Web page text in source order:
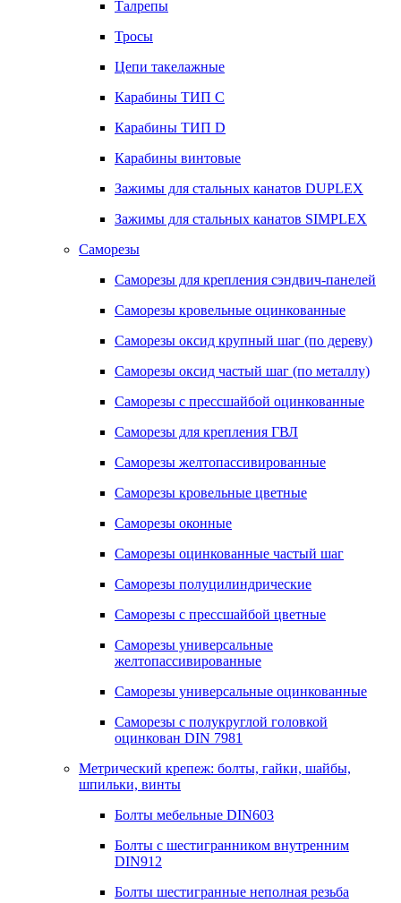
Талрепы
Тросы
Цепи такелажные
Карабины ТИП C
Карабины ТИП D
Карабины винтовые
Зажимы для стальных канатов DUPLEX
Зажимы для стальных канатов SIMPLEX
Саморезы
Саморезы для крепления сэндвич-панелей
Саморезы кровельные оцинкованные
Саморезы оксид крупный шаг (по дереву)
Саморезы оксид частый шаг (по металлу)
Саморезы с прессшайбой оцинкованные
Саморезы для крепления ГВЛ
Саморезы желтопассивированные
Саморезы кровельные цветные
Саморезы оконные
Саморезы оцинкованные частый шаг
Саморезы полуцилиндрические
Саморезы с прессшайбой цветные
Саморезы универсальные
желтопассивированные
Саморезы универсальные оцинкованные
Саморезы с полукруглой головкой
оцинкован DIN 7981
Метрический крепеж: болты, гайки, шайбы,
шпильки, винты
Болты мебельные DIN603
Болты с шестигранником внутренним
DIN912
Болты шестигранные неполная резьба